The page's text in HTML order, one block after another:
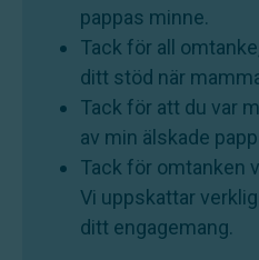
pappas minne.
Tack för all
ditt stöd när
Tack för att du var
av min älskade
Tack för omtanken
Vi uppskattar
ditt engagemang.